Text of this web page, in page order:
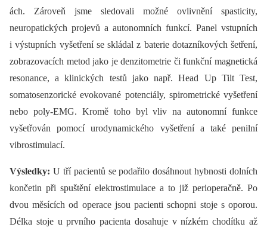
ách. Zároveň jsme sledovali možné ovlivnění spasticity,
neuropatických projevů a autonomních funkcí. Panel vstupních
i výstupních vyšetření se skládal z baterie dotazníkových šetření,
zobrazovacích metod jako je denzitometrie či funkční magnetická
resonance, a klinických testů jako např. Head Up Tilt Test,
somatosenzorické evokované potenciály, spirometrické vyšetření
nebo poly-EMG. Kromě toho byl vliv na autonomní funkce
vyšetřován pomocí urodynamického vyšetření a také penilní
vibrostimulací.
Výsledky: U tří pacientů se podařilo dosáhnout hybnosti dolních
končetin při spuštění elektrostimulace a to již perioperačně. Po
dvou měsících od operace jsou pacienti schopni stoje s oporou.
Délka stoje u prvního pacienta dosahuje v nízkém chodítku až